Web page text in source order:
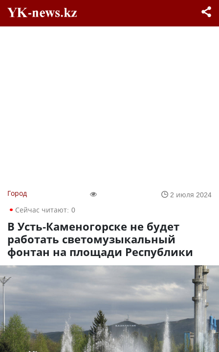
Город
2 июля 2024
Сейчас читают: 0
В Усть-Каменогорске не будет
работать светомузыкальный
фонтан на площади Республики